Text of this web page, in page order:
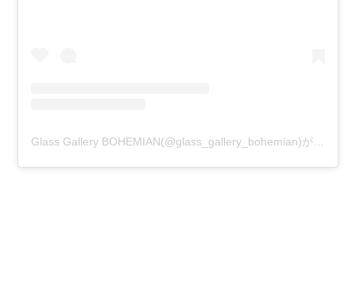
Glass Gallery BOHEMIAN(@glass_gallery_bohemian)がシェアした投稿